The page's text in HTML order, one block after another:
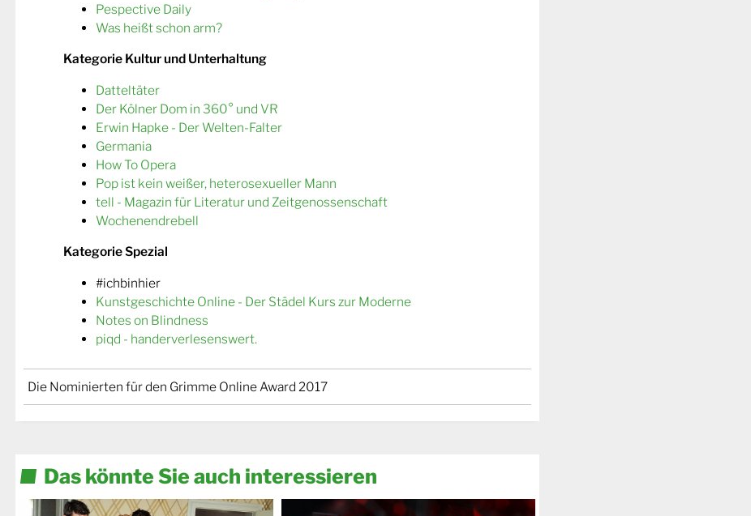
Pespective Daily
Was heißt schon arm?
Kategorie Kultur und Unterhaltung
Datteltäter
Der Kölner Dom in 360° und VR
Erwin Hapke - Der Welten-Falter
Germania
How To Opera
Pop ist kein weißer, heterosexueller Mann
tell - Magazin für Literatur und Zeitgenossenschaft
Wochenendrebell
Kategorie Spezial
#ichbinhier
Kunstgeschichte Online - Der Städel Kurs zur Moderne
Notes on Blindness
piqd - handerverlesenswert.
Die Nominierten für den Grimme Online Award 2017
Das könnte Sie auch interessieren